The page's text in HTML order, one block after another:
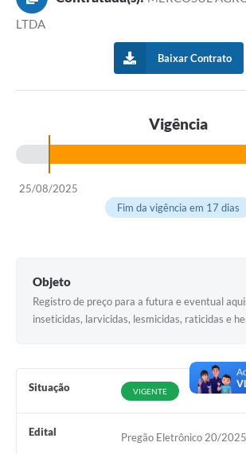
Editais
Vagas de Emprego - PAT
Planos de Tecnologia da Informação e
Via Rápida Empresa
Itinerário do Transporte Público de Itápolis
Água de Qualidade
Gasoduto (Gás Natural)
Galeria de Fotos
LTDA
Baixar Contrato
Vigência
25/08/2025
Fim da vigência em 17 dias
Objeto
Registro de preço para a futura e eventual
inseticidas, larvicidas, lesmicidas, raticidas e
Situação VIGENTE
Edital Pregão Eletrônico 20/2025